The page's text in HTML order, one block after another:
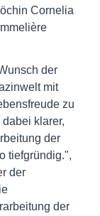
Cornelia
der
mit
zu
klarer,
der
tiefgründig.",
der
der